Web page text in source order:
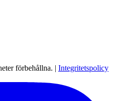
förbehållna. | Integritetspolicy